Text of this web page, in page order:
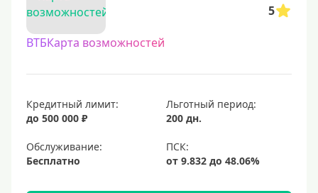
С овердрафтом
С процентом на остаток
Доступные
Сумма (рублей)
5
ВТБКарта возможностей
Кредитный лимит:
до 500 000 ₽
Льготный период:
200 дн.
Обслуживание:
Бесплатно